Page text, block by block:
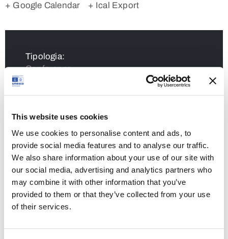
This website uses cookies
We use cookies to personalise content and ads, to
provide social media features and to analyse our traffic.
We also share information about your use of our site with
our social media, advertising and analytics partners who
may combine it with other information that you’ve
provided to them or that they’ve collected from your use
of their services.
+ Google Calendar + Ical Export
Tipologia:
Conferenza
Posizione:
Aquileia, Museo archeologico nazionale
Condividi